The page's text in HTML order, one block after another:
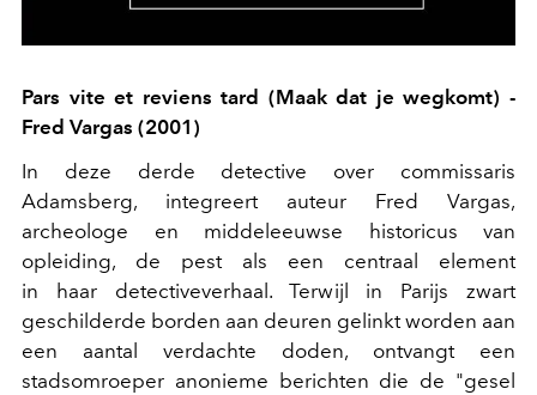
Pars vite et reviens tard (Maak dat je wegkomt) -
Fred Vargas (2001)
In deze derde detective over commissaris
Adamsberg, integreert auteur Fred Vargas,
archeologe en middeleeuwse historicus van
opleiding, de pest als een centraal element
in haar detectiveverhaal. Terwijl in Parijs zwart
geschilderde borden aan deuren gelinkt worden aan
een aantal verdachte doden, ontvangt een
stadsomroeper anonieme berichten die de "gesel